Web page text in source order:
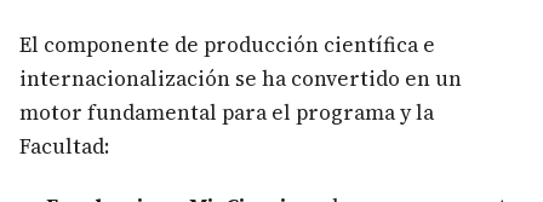
El componente de producción científica e
internacionalización se ha convertido en un
motor fundamental para el programa y la
Facultad: